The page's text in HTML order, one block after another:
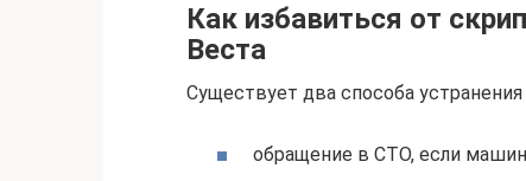
Как избавиться от
Веста
Существует два способа устранения
обращение в СТО, если